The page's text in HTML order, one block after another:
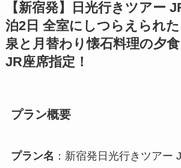
【新宿発】日光行きツアー
泊2日 全室にしつらえられ
泉と月替わり懐石料理の夕
JR座席指定！
プラン概要
プラン名 ：新宿発日光行きツアー